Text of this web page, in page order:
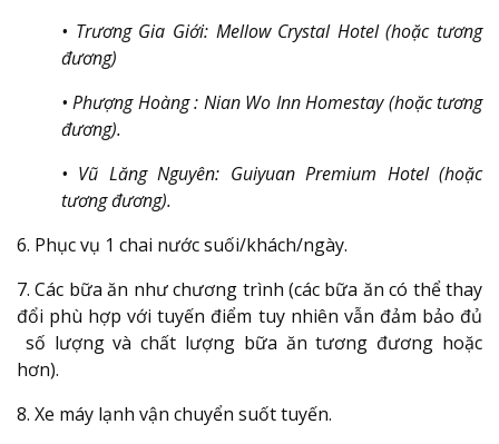
• Trương Gia Giới: Mellow Crystal Hotel (hoặc tương
đương)
• Phượng Hoàng : Nian Wo Inn Homestay (hoặc tương
đương).
• Vũ Lăng Nguyên: Guiyuan Premium Hotel (hoặc
tương đương).
6. Phục vụ 1 chai nước suối/khách/ngày.
7. Các bữa ăn như chương trình (các bữa ăn có thể thay
đổi phù hợp với tuyến điểm tuy nhiên vẫn đảm bảo đủ
số lượng và chất lượng bữa ăn tương đương hoặc
hơn).
8. Xe máy lạnh vận chuyển suốt tuyến.